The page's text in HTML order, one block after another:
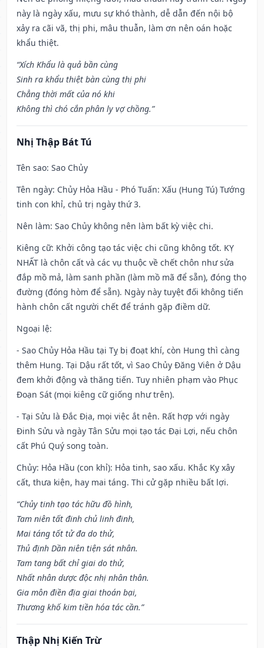
này là ngày xấu, mưu sự khó thành, dễ dẫn đến nội bộ
xảy ra cãi vã, thị phi, mâu thuẫn, làm ơn nên oán hoặc
khẩu thiệt.
“Xích Khẩu là quả bần cùng
Sinh ra khẩu thiệt bàn cùng thị phi
Chẳng thời mất của nó khi
Không thì chó cắn phân ly vợ chồng.”
Nhị Thập Bát Tú
Tên sao: Sao Chủy
Tên ngày: Chủy Hỏa Hầu - Phó Tuấn: Xấu (Hung Tú) Tướng
tinh con khỉ, chủ trị ngày thứ 3.
Nên làm: Sao Chủy không nên làm bất kỳ việc chi.
Kiêng cữ: Khởi công tạo tác việc chi cũng không tốt. KỴ
NHẤT là chôn cất và các vụ thuộc về chết chôn như sửa
đắp mồ mả, làm sanh phần (làm mồ mã để sẵn), đóng thọ
đường (đóng hòm để sẵn). Ngày này tuyệt đối không tiến
hành chôn cất người chết để tránh gặp điềm dữ.
Ngoại lệ:
- Sao Chủy Hỏa Hầu tại Tỵ bị đoạt khí, còn Hung thì càng
thêm Hung. Tại Dậu rất tốt, vì Sao Chủy Đăng Viên ở Dậu
đem khởi động và thăng tiến. Tuy nhiên phạm vào Phục
Đoạn Sát (mọi kiêng cữ giống như trên).
- Tại Sửu là Đắc Địa, mọi việc ắt nên. Rất hợp với ngày
Đinh Sửu và ngày Tân Sửu mọi tạo tác Đại Lợi, nếu chôn
cất Phú Quý song toàn.
Chủy: Hỏa Hầu (con khỉ): Hỏa tinh, sao xấu. Khắc Kỵ xây
cất, thưa kiện, hay mai táng. Thi cử gặp nhiều bất lợi.
“Chủy tinh tạo tác hữu đồ hình,
Tam niên tất đinh chủ linh đinh,
Mai táng tốt tử đa do thử,
Thủ định Dần niên tiện sát nhân.
Tam tang bất chỉ giai do thử,
Nhất nhân dược độc nhị nhân thân.
Gia môn điền địa giai thoán bại,
Thương khố kim tiền hóa tác cần.”
Thập Nhị Kiến Trừ